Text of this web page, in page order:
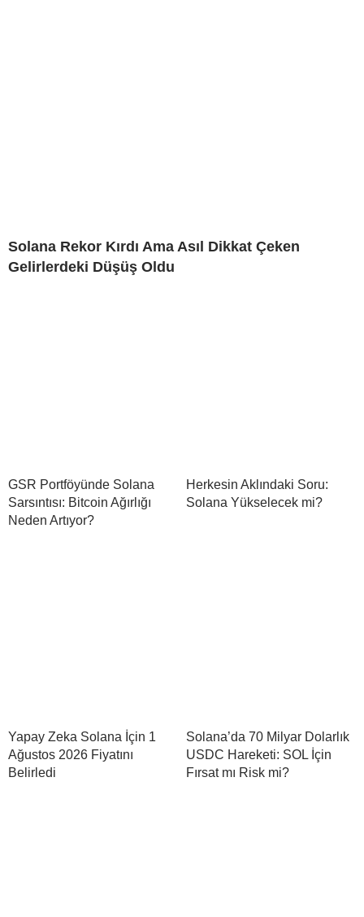
Solana Rekor Kırdı Ama Asıl Dikkat Çeken
Gelirlerdeki Düşüş Oldu
GSR Portföyünde Solana
Sarsıntısı: Bitcoin Ağırlığı
Neden Artıyor?
Herkesin Aklındaki Soru:
Solana Yükselecek mi?
Yapay Zeka Solana İçin 1
Ağustos 2026 Fiyatını
Belirledi
Solana’da 70 Milyar Dolarlık
USDC Hareketi: SOL İçin
Fırsat mı Risk mi?